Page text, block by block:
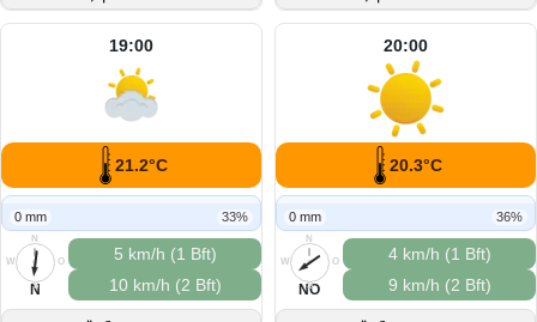
19:00
21.2°C
0 mm 33%
N
O
S
W
N
5 km/h (1 Bft)
10 km/h (2 Bft)
20:00
20.3°C
0 mm 36%
N
O
S
W
NO
4 km/h (1 Bft)
9 km/h (2 Bft)